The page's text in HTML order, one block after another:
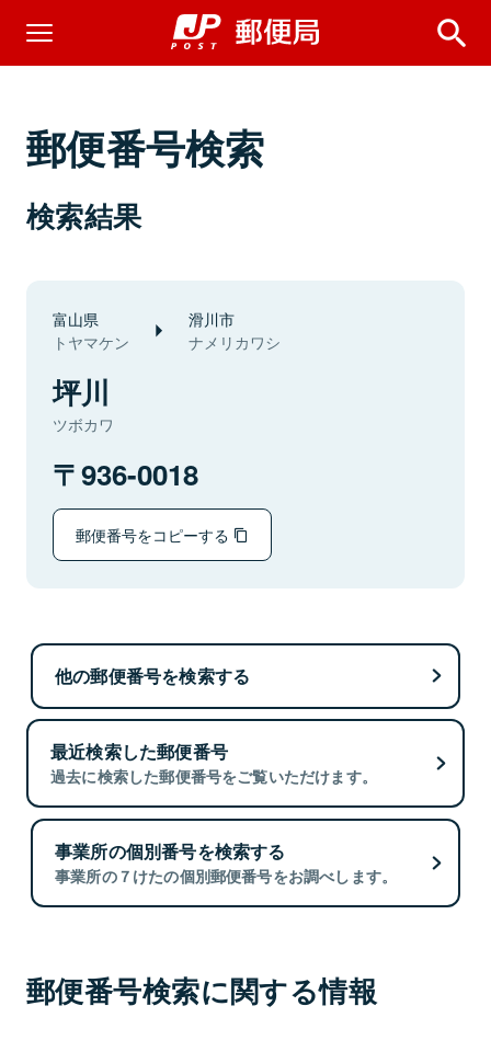
郵便番号検索
検索結果
富山県
トヤマケン
滑川市
ナメリカワシ
坪川
ツボカワ
936-0018
郵便番号をコピーする
他の郵便番号を検索する
最近検索した郵便番号
過去に検索した郵便番号をご覧いただけます。
事業所の個別番号を検索する
事業所の７けたの個別郵便番号をお調べします。
郵便番号検索に関する情報